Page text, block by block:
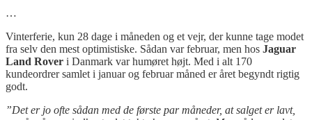
…
Vinterferie, kun 28 dage i måneden og et vejr, der kunne tage modet
fra selv den mest optimistiske. Sådan var februar, men hos Jaguar
Land Rover i Danmark var humøret højt. Med i alt 170
kundeordrer samlet i januar og februar måned er året begyndt rigtig
godt.
”Det er jo ofte sådan med de første par måneder, at salget er lavt,